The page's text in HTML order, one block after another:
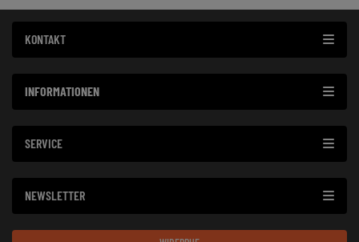
KONTAKT
INFORMATIONEN
SERVICE
NEWSLETTER